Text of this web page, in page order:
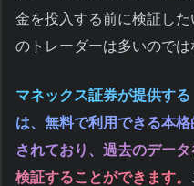
金を投入する前に検証し
のトレーダーは多いのでは
マネックス証券が提供す
は、無料で利用できる本
されており、過去のデー
検証することができます。